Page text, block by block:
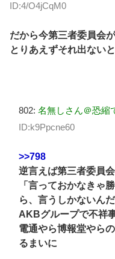
ID:4/O4jCqM0
だから今第三者委員会
とりあえずそれ出ない
802: 名無しさん＠恐縮
ID:k9Ppcne60
>>798
逆言えば第三者委員
「言っておかなきゃ
ら、言うしかないんだ
AKBグループで不祥
電通やら博報堂やら
るまいに